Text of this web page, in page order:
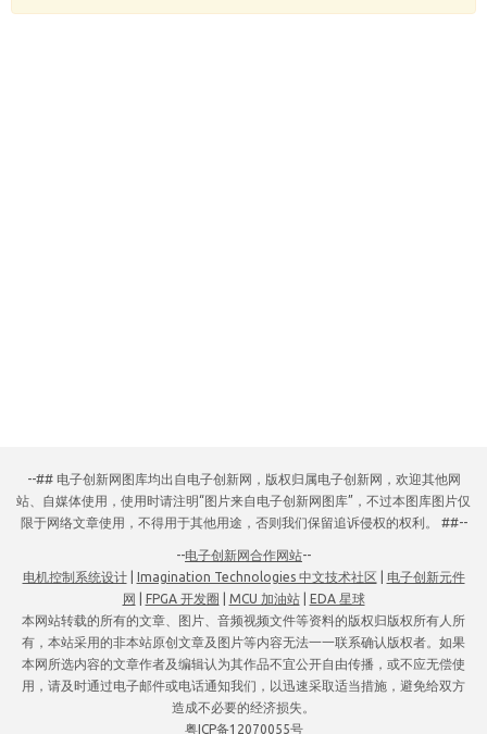
--## 电子创新网图库均出自电子创新网，版权归属电子创新网，欢迎其他网
站、自媒体使用，使用时请注明“图片来自电子创新网图库”，不过本图库图片仅
限于网络文章使用，不得用于其他用途，否则我们保留追诉侵权的权利。 ##--
--电子创新网合作网站--
电机控制系统设计| Imagination Technologies 中文技术社区
电子创新元件
网
FPGA 开发圈 MCU 加油站|
EDA 星球
本网站转载的所有的文章、图片、音频视频文件等资料的版权归版权所有人所
有，本站采用的非本站原创文章及图片等内容无法一一联系确认版权者。如果
本网所选内容的文章作者及编辑认为其作品不宜公开自由传播，或不应无偿使
用，请及时通过电子邮件或电话通知我们，以迅速采取适当措施，避免给双方
造成不必要的经济损失。
粤ICP备12070055号